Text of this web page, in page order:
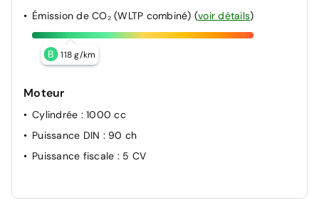
Émission de CO₂ (WLTP combiné) (voir détails)
B 118 g/km
Moteur
Cylindrée : 1000 cc
Puissance DIN : 90 ch
Puissance fiscale : 5 CV